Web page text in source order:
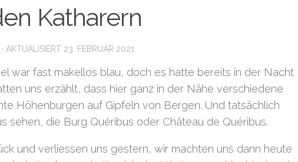
Katharern
· AKTUALISIERT 23. FEBRUAR 2021
war fast makellos blau, doch es hatte bereits in der Nacht
uns erzählt, dass hier ganz in der Nähe verschiedene
Höhenburgen auf Gipfeln von Bergen. Und tatsächlich
sehen, die Burg Quéribus oder Château de Quéribus.
und verliessen uns gestern, wir machten uns dann heute